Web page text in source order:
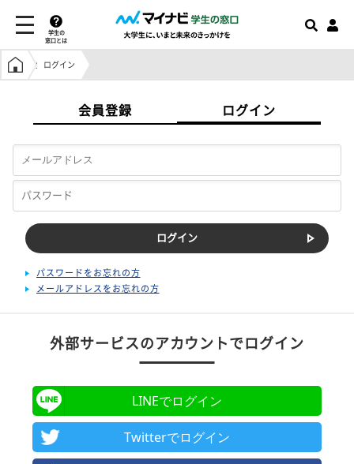
学生の
窓口とは
学生の窓口トップ
ログイン
会員登録 ログイン
パスワードをお忘れの方
メールアドレスをお忘れの方
外部サービスのアカウントでログイン
LINEでログイン
Twitterでログイン